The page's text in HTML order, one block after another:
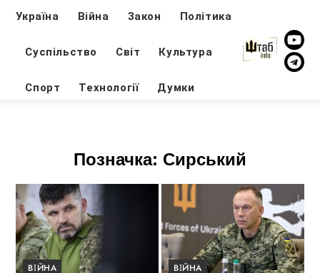
Україна Війна Закон Політика
Суспільство Світ Культура
Спорт Технології Думки
Позначка: Сирський
ВІЙНА ВІЙНА